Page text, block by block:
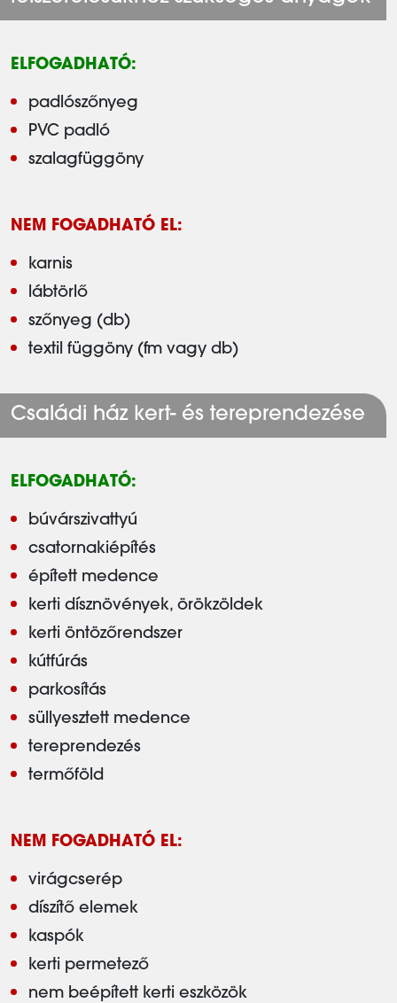
ELFOGADHATÓ:
padlószőnyeg
PVC padló
szalagfüggöny
NEM FOGADHATÓ EL:
karnis
lábtörlő
szőnyeg (db)
textil függöny (fm vagy db)
Családi ház kert- és tereprendezése
ELFOGADHATÓ:
búvárszivattyú
csatornakiépítés
épített medence
kerti dísznövények, örökzöldek
kerti öntözőrendszer
kútfúrás
parkosítás
süllyesztett medence
tereprendezés
termőföld
NEM FOGADHATÓ EL:
virágcserép
díszítő elemek
kaspók
kerti permetező
nem beépített kerti eszközök